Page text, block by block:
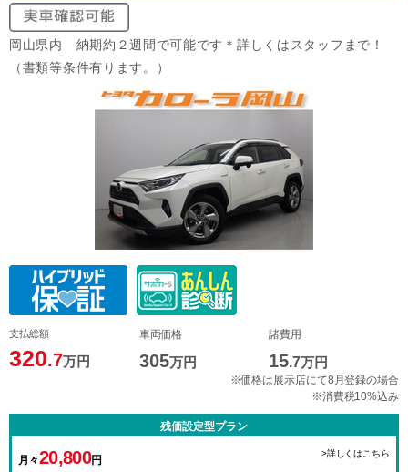
岡山県内 納期約２週間で可能です＊詳しくはスタッフまで！
（書類等条件有ります。）
支払総額
320.7万円
車両価格
305万円
諸費用
15.7万円
※価格は展示店にて8月登録の場合
※消費税10%込み
残価設定型プラン
月々20,800円
>詳しくはこちら